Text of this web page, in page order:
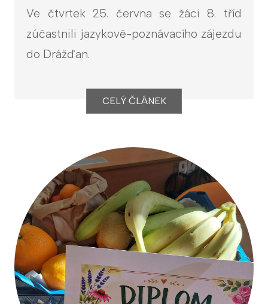
Ve čtvrtek 25. června se žáci 8. tříd
zúčastnili jazykově-poznávacího zájezdu
do Drážďan.
CELÝ ČLÁNEK